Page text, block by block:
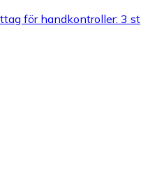
för handkontroller: 3 st